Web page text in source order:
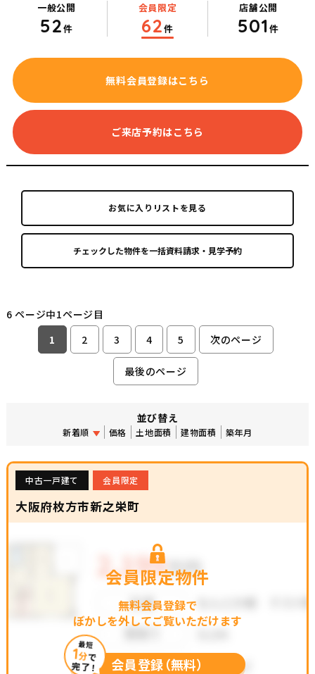
一般公開
52件
会員限定
62件
店舗公開
501件
無料会員登録はこちら
ご来店予約はこちら
お気に入りリストを見る
6 ページ中1ページ目
1
2 3 4 5 次のページ
最後のページ
並び替え
新着順 価格 土地面積 建物面積 築年月
中古一戸建て 会員限定
大阪府枚方市新之栄町
会員限定物件
無料会員登録で
ぼかしを外してご覧いただけます
最短
1分で
完了！ 会員登録（無料）